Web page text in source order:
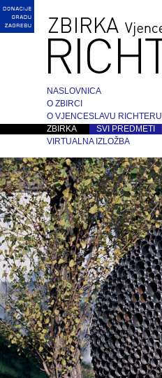
NASLOVNICA
O ZBIRCI
O VJENCESLAVU RICHTERU
ZBIRKA
SVI PREDMETI
VIRTUALNA IZLOŽBA